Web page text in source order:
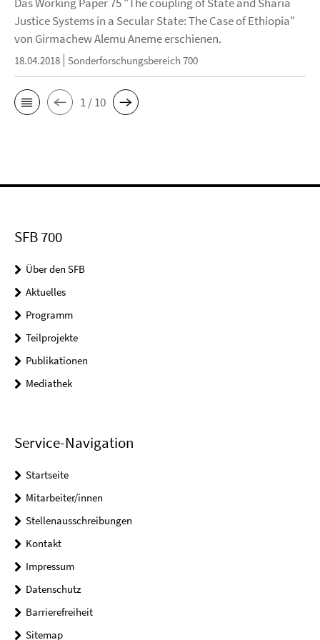
Justice Systems in a Secular State: The Case of Ethiopia"
von Girmachew Alemu Aneme erschienen.
18.04.2018 Sonderforschungsbereich 700
1 / 10
SFB 700
Über den SFB
Aktuelles
Programm
Teilprojekte
Publikationen
Mediathek
Service-Navigation
Startseite
Mitarbeiter/innen
Stellenausschreibungen
Kontakt
Impressum
Datenschutz
Barrierefreiheit
Sitemap